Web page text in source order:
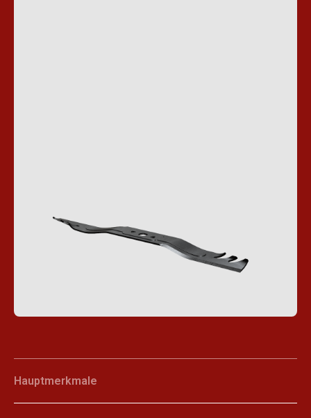
Hauptmerkmale